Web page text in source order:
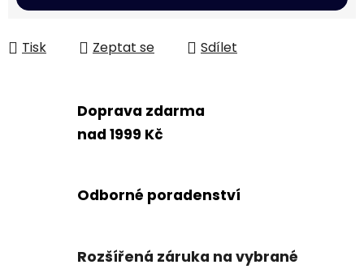
Tisk Zeptat se Sdílet
Doprava zdarma
nad 1999 Kč
Odborné poradenství
Rozšířená záruka na vybrané